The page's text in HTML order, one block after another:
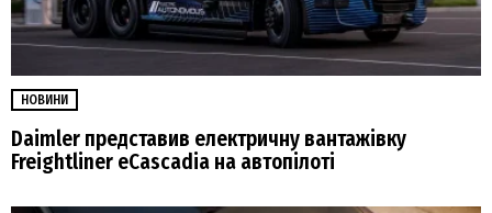
НОВИНИ
Daimler представив електричну вантажівку
Freightliner eCascadia на автопілоті